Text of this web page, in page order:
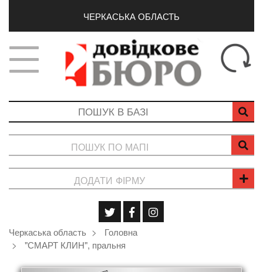
ЧЕРКАСЬКА ОБЛАСТЬ
ПОШУК ПО МАПІ
ДОДАТИ ФІРМУ
Черкаська область
Головна
"СМАРТ КЛИН", пральня